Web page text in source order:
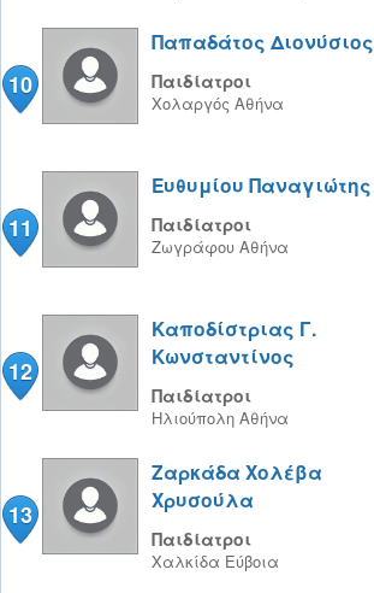
10
Παπαδάτος Διονύσιος
Παιδίατροι
Χολαργός Αθήνα
11
Ευθυμίου Παναγιώτης
Παιδίατροι
Ζωγράφου Αθήνα
12
Καποδίστριας Γ.
Κωνσταντίνος
Παιδίατροι
Ηλιούπολη Αθήνα
13
Ζαρκάδα Χολέβα
Χρυσούλα
Παιδίατροι
Χαλκίδα Εύβοια